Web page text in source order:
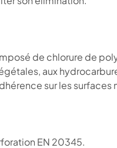
de chlorure de
aux
sur les
EN 20345.